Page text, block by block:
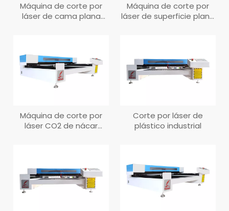
Máquina de corte por
láser de cama plana
Máquina de corte por
láser de superficie plana
Máquina de corte por
láser CO2 de nácar
Corte por láser de
plástico industrial